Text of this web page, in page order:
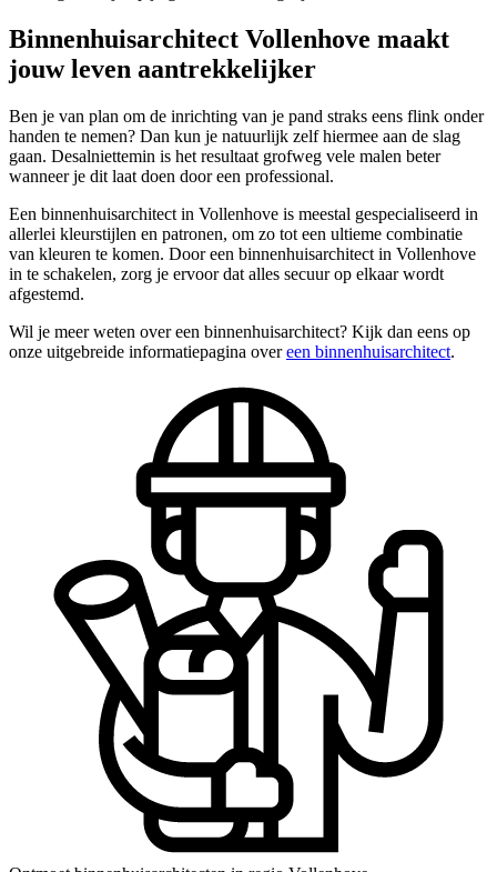
Binnenhuisarchitect Vollenhove maakt
jouw leven aantrekkelijker
Ben je van plan om de inrichting van je pand straks eens flink onder
handen te nemen? Dan kun je natuurlijk zelf hiermee aan de slag
gaan. Desalniettemin is het resultaat grofweg vele malen beter
wanneer je dit laat doen door een professional.
Een binnenhuisarchitect in Vollenhove is meestal gespecialiseerd in
allerlei kleurstijlen en patronen, om zo tot een ultieme combinatie
van kleuren te komen. Door een binnenhuisarchitect in Vollenhove
in te schakelen, zorg je ervoor dat alles secuur op elkaar wordt
afgestemd.
Wil je meer weten over een binnenhuisarchitect? Kijk dan eens op
onze uitgebreide informatiepagina overeen binnenhuisarchitect.